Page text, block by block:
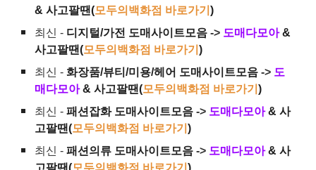
& 사고팔땐(모두의백화점 바로가기)
최신 - 디지털/가전 도매사이트모음 -> 도매다모아 &
사고팔땐(모두의백화점 바로가기)
최신 -화장품/뷰티/미용/헤어 도매사이트모음 -> 도
매다모아 & 사고팔땐(모두의백화점 바로가기)
최신 -패션잡화 도매사이트모음 -> 도매다모아 & 사
고팔땐(모두의백화점 바로가기)
최신 -패션의류 도매사이트모음 -> 도매다모아 & 사
고팔땐(모두의백화점 바로가기)